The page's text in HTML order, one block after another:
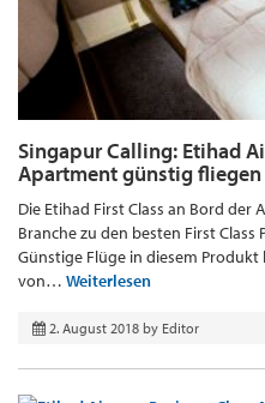
Singapur Calling: Etihad
Apartment günstig fliegen
Die Etihad First Class an Bord
Branche zu den besten First
Günstige Flüge in diesem
von… Weiterlesen
2. August 2018 by Editor